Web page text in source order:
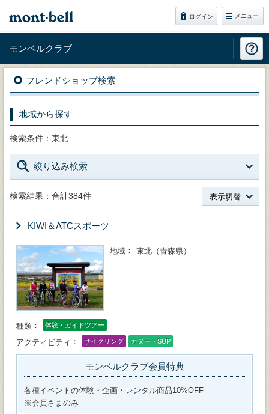
ログイン メニュー
モンベルクラブ
フレンドショップ検索
地域から探す
検索条件：東北
絞り込み検索
検索結果：合計384件 表示切替
KIWI＆ATCスポーツ
地域 東北（青森県）
種類 体験・ガイドツアー
アクティビティ サイクリング カヌー・SUP
モンベルクラブ会員特典
各種イベントの体験・企画・レンタル商品10%OFF
※会員さまのみ